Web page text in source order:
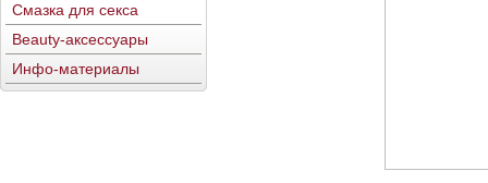
Смазка для секса
Beauty-аксессуары
Инфо-материалы